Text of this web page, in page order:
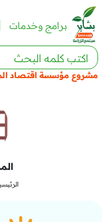
برامج وخدمات
مشروع مؤسسة اقتصاد